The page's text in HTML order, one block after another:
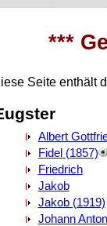
***
Seite enthält
Albert
Fidel (1857)
Friedrich
Jakob
Jakob (1919)
Johann Anton